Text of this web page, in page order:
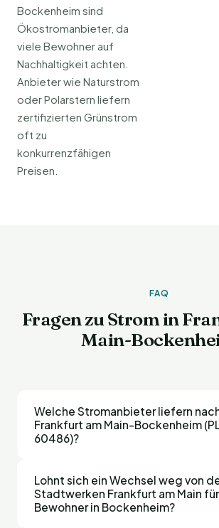
Bockenheim sind
Ökostromanbieter, da
viele Bewohner auf
Nachhaltigkeit achten.
Anbieter wie Naturstrom
oder Polarstern liefern
zertifizierten Grünstrom
oft zu
konkurrenzfähigen
Preisen.
FAQ
Fragen zu Strom in
Main-
Welche Stromanbieter liefern
Frankfurt am Main-Bockenheim
60486)?
können alle bundesweit tätigen
liefern – neben dem Grundversorger
Lohnt sich ein Wechsel weg von
Stadtwerken Frankfurt am Main für
Bewohner in Bockenheim?